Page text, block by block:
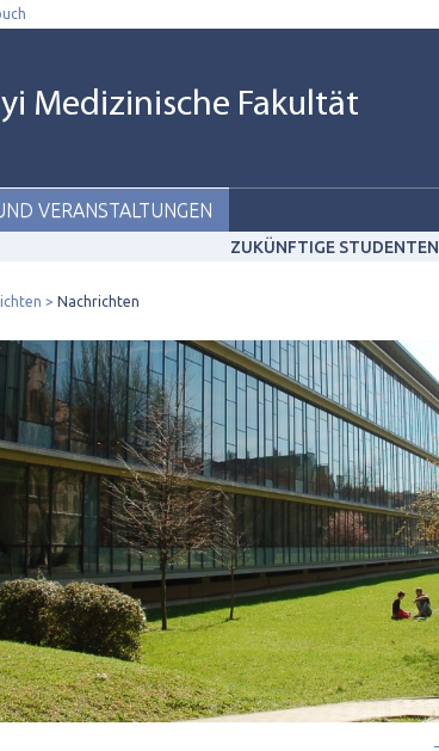
Medizinische Fakultät
VERANSTALTUNGEN
ZUKÜNFTIGE STUDENTEN
Nachrichten